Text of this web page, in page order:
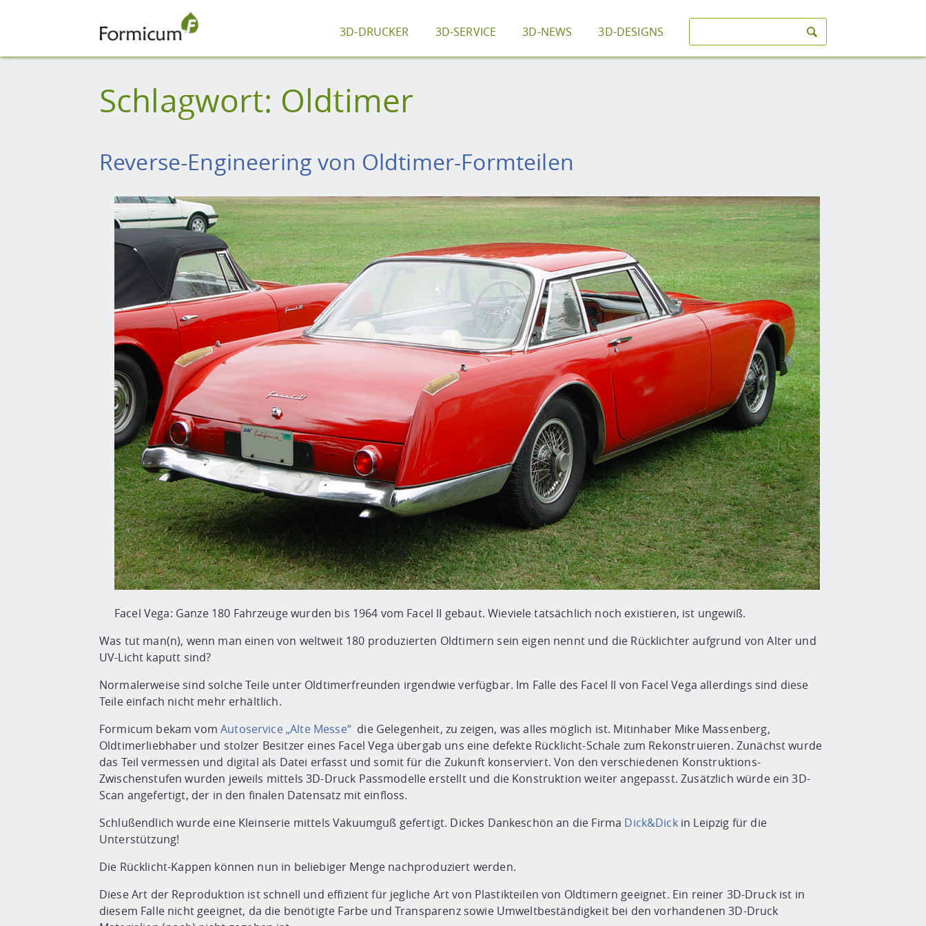
3D-DRUCKER 3D-SERVICE 3D-NEWS 3D-DESIGNS
Schlagwort: Oldtimer
Reverse-Engineering von Oldtimer-Formteilen
Facel Vega: Ganze 180 Fahrzeuge wurden bis 1964 vom Facel II gebaut. Wieviele tatsächlich noch existieren, ist ungewiß.
Was tut man(n), wenn man einen von weltweit 180 produzierten Oldtimern sein eigen nennt und die Rücklichter aufgrund von Alter und
UV-Licht kaputt sind?
Normalerweise sind solche Teile unter Oldtimerfreunden irgendwie verfügbar. Im Falle des Facel II von Facel Vega allerdings sind diese
Teile einfach nicht mehr erhältlich.
Formicum bekam vom Autoservice „Alte Messe“die Gelegenheit, zu zeigen, was alles möglich ist. Mitinhaber Mike Massenberg,
Oldtimerliebhaber und stolzer Besitzer eines Facel Vega übergab uns eine defekte Rücklicht-Schale zum Rekonstruieren. Zunächst wurde
das Teil vermessen und digital als Datei erfasst und somit für die Zukunft konserviert. Von den verschiedenen Konstruktions-
Zwischenstufen wurden jeweils mittels 3D-Druck Passmodelle erstellt und die Konstruktion weiter angepasst. Zusätzlich würde ein 3D-
Scan angefertigt, der in den finalen Datensatz mit einfloss.
Schlußendlich wurde eine Kleinserie mittels Vakuumguß gefertigt. Dickes Dankeschön an die Firma Dick&Dickin Leipzig für die
Unterstützung!
Die Rücklicht-Kappen können nun in beliebiger Menge nachproduziert werden.
Diese Art der Reproduktion ist schnell und effizient für jegliche Art von Plastikteilen von Oldtimern geeignet. Ein reiner 3D-Druck ist in
diesem Falle nicht geeignet, da die benötigte Farbe und Transparenz sowie Umweltbeständigkeit bei den vorhandenen 3D-Druck